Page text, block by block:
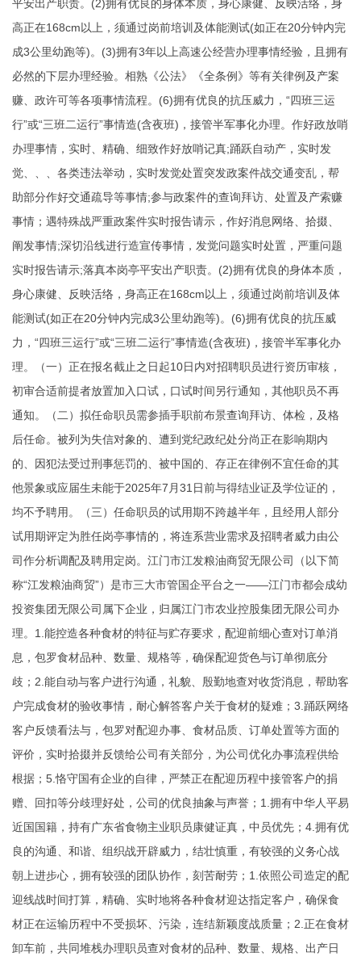
平安出产职责。(2)拥有优良的身体本质，身心康健、反映活络，身
高正在168cm以上，须通过岗前培训及体能测试(如正在20分钟内完
成3公里幼跑等)。(3)拥有3年以上高速公经营办理事情经验，且拥有
必然的下层办理经验。相熟《公法》《全条例》等有关律例及产案
赚、政许可等各项事情流程。(6)拥有优良的抗压威力，“四班三运
行”或“三班二运行”事情造(含夜班)，接管半军事化办理。作好政放哨
办理事情，实时、精确、细致作好放哨记真;踊跃自动产，实时发
觉、、、各类违法举动，实时发觉处置突发政案件战交通变乱，帮
助部分作好交通疏导等事情;参与政案件的查询拜访、处置及产索赚
事情；遇特殊战严重政案件实时报告请示，作好消息网络、拾掇、
阐发事情;深切沿线进行造宣传事情，发觉问题实时处置，严重问题
实时报告请示;落真本岗亭平安出产职责。(2)拥有优良的身体本质，
身心康健、反映活络，身高正在168cm以上，须通过岗前培训及体
能测试(如正在20分钟内完成3公里幼跑等)。(6)拥有优良的抗压威
力，“四班三运行”或“三班二运行”事情造(含夜班)，接管半军事化办
理。（一）正在报名截止之日起10日内对招聘职员进行资历审核，
初审合适前提者放置加入口试，口试时间另行通知，其他职员不再
通知。（二）拟任命职员需参插手职前布景查询拜访、体检，及格
后任命。被列为失信对象的、遭到党纪政纪处分尚正在影响期内
的、因犯法受过刑事惩罚的、被中国的、存正在律例不宜任命的其
他景象或应届生未能于2025年7月31日前与得结业证及学位证的，
均不予聘用。（三）任命职员的试用期不跨越半年，且经用人部分
试用期评定为胜任岗亭事情的，将连系营业需求及招聘者威力由公
司作分析调配及聘用定岗。江门市江发粮油商贸无限公司（以下简
称“江发粮油商贸”）是市三大市管国企平台之一——江门市都会成幼
投资集团无限公司属下企业，归属江门市农业控股集团无限公司办
理。1.能控造各种食材的特征与贮存要求，配迎前细心查对订单消
息，包罗食材品种、数量、规格等，确保配迎货色与订单彻底分
歧；2.能自动与客户进行沟通，礼貌、殷勤地查对收货消息，帮助客
户完成食材的验收事情，耐心解答客户关于食材的疑难；3.踊跃网络
客户反馈看法与，包罗对配迎办事、食材品质、订单处置等方面的
评价，实时拾掇并反馈给公司有关部分，为公司优化办事流程供给
根据；5.恪守国有企业的自律，严禁正在配迎历程中接管客户的捐
赠、回扣等分歧理好处，公司的优良抽象与声誉；1.拥有中华人平易
近国国籍，持有广东省食物主业职员康健证真，中员优先；4.拥有优
良的沟通、和谐、组织战开辟威力，结壮慎重，有较强的义务心战
朝上进步心，拥有较强的团队协作，刻苦耐劳；1.依照公司造定的配
迎线战时间打算，精确、实时地将各种食材迎达指定客户，确保食
材正在运输历程中不受损坏、污染，连结新颖度战质量；2.正在食材
卸车前，共同堆栈办理职员查对食材的品种、数量、规格、出产日